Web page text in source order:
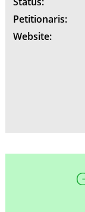
Petitionaris:
Website: